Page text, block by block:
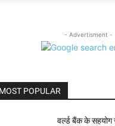
- Advertisment -
MOST POPULAR
वर्ल्ड बैंक के सहयोग